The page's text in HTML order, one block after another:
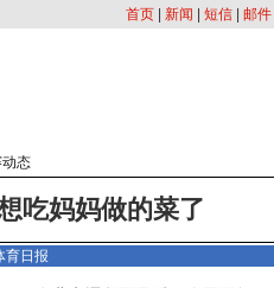
首页 新闻 短信 邮件
动态
吃妈妈做的菜了
育日报